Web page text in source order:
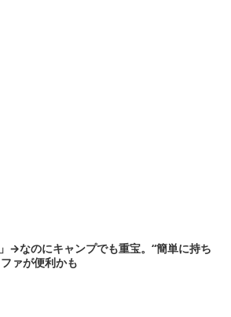
→なのにキャンプでも重宝。“簡単に持ち
ァが便利かも